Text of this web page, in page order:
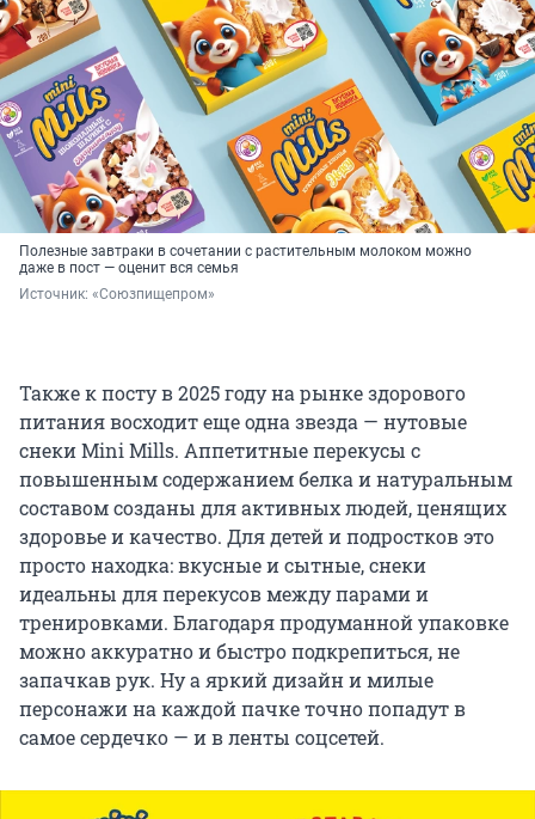
Полезные завтраки в сочетании с растительным молоком можно
даже в пост — оценит вся семья
Источник: «Союзпищепром»
Также к посту в 2025 году на рынке здорового
питания восходит еще одна звезда — нутовые
снеки Mini Mills. Аппетитные перекусы с
повышенным содержанием белка и натуральным
составом созданы для активных людей, ценящих
здоровье и качество. Для детей и подростков это
просто находка: вкусные и сытные, снеки
идеальны для перекусов между парами и
тренировками. Благодаря продуманной упаковке
можно аккуратно и быстро подкрепиться, не
запачкав рук. Ну а яркий дизайн и милые
персонажи на каждой пачке точно попадут в
самое сердечко — и в ленты соцсетей.